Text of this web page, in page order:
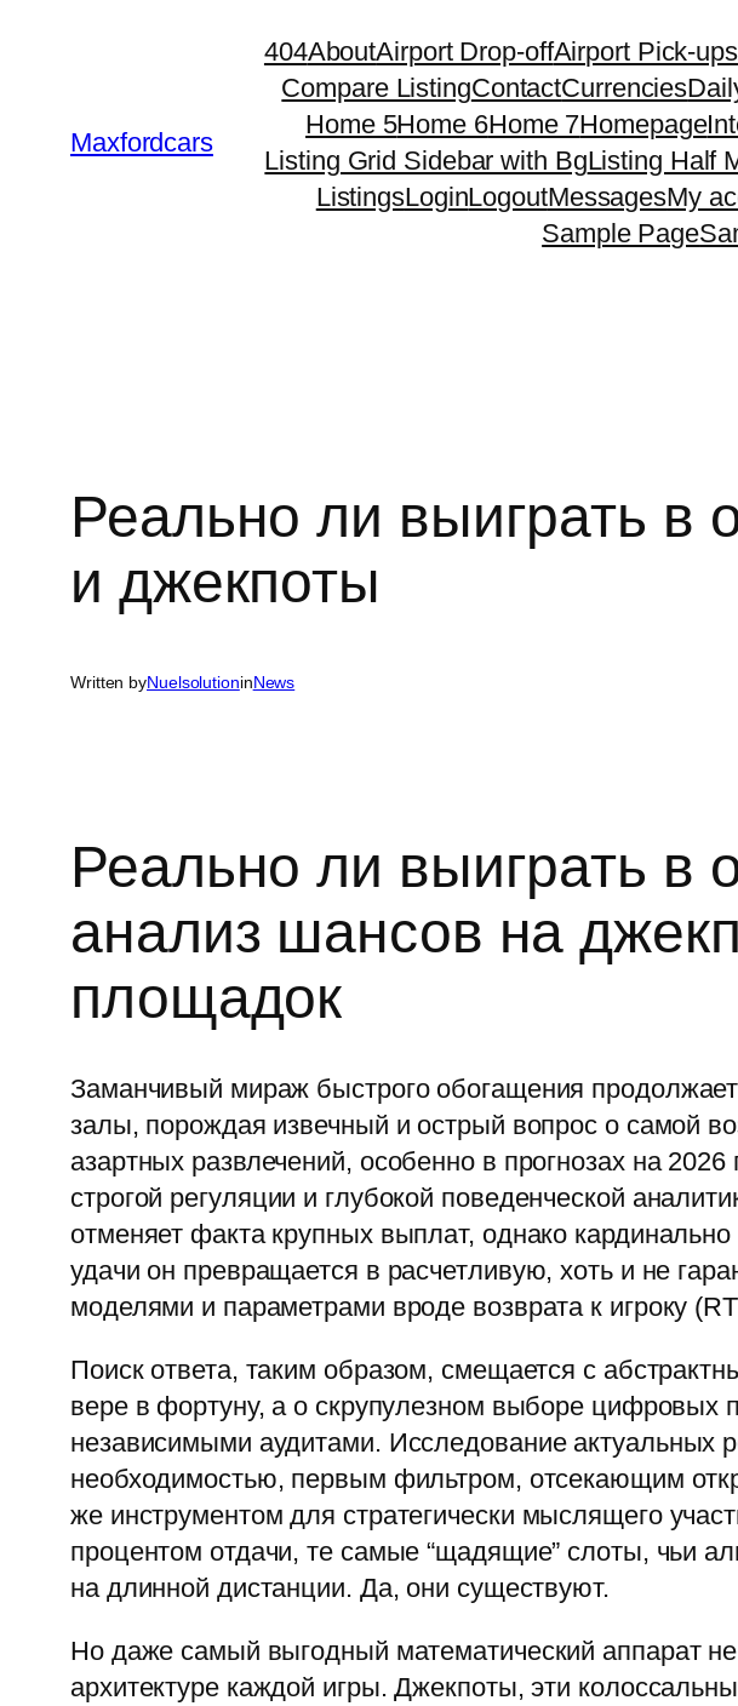
Maxfordcars
404AboutAirport Drop-offAirport Pick-ups
Compare ListingContactCurrencies
Home 5Home 6Home 7Homepage
Listing Grid Sidebar with BgListing Half
ListingsLoginLogoutMessagesMy
Sample Page
Реально ли выиграть в
и джекпоты
Written byNuelsolutioninNews
Реально ли выиграть в
анализ шансов на
площадок
Заманчивый мираж быстрого обогащения
залы, порождая извечный и острый вопрос о самой
азартных развлечений, особенно в прогнозах на
строгой регуляции и глубокой поведенческой
отменяет факта крупных выплат, однако
удачи он превращается в расчетливую, хоть и не
моделями и параметрами вроде возврата к игроку
Поиск ответа, таким образом, смещается с
вере в фортуну, а о скрупулезном выборе цифровых
независимыми аудитами. Исследование актуальных
необходимостью, первым фильтром, отсекающим
же инструментом для стратегически мыслящего
процентом отдачи, те самые “щадящие” слоты, чьи
на длинной дистанции. Да, они существуют.
Но даже самый выгодный математический аппарат
архитектуре каждой игры. Джекпоты, эти